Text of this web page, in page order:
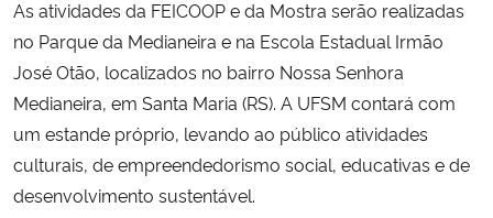
As atividades da FEICOOP e da Mostra serão realizadas
no Parque da Medianeira e na Escola Estadual Irmão
José Otão, localizados no bairro Nossa Senhora
Medianeira, em Santa Maria (RS). A UFSM contará com
um estande próprio, levando ao público atividades
culturais, de empreendedorismo social, educativas e de
desenvolvimento sustentável.